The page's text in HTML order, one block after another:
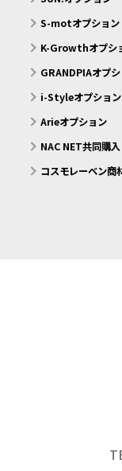
S-motオプション
K-Growthオプシ
GRANDPIAオプ
i-Styleオプション
Arieオプション
NAC NET共同購入
コスモレーベン商